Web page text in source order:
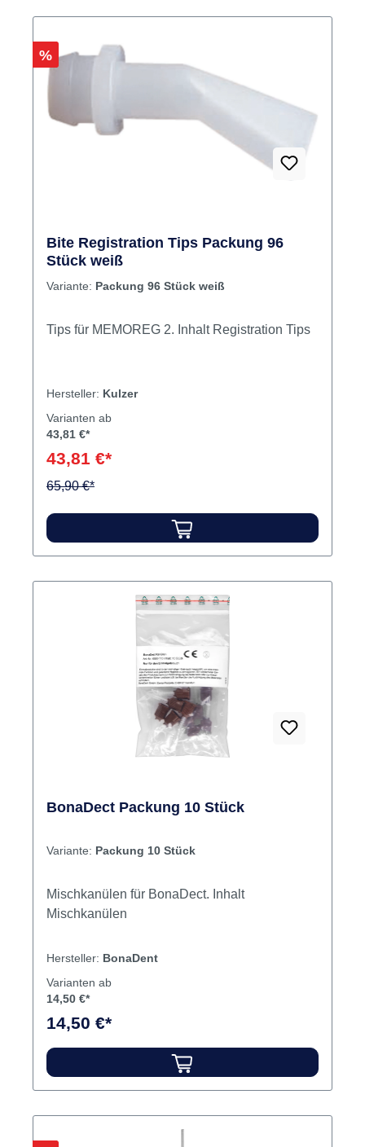
Rabatt
%
Bite Registration Tips Packung 96
Stück weiß
Variante: Packung 96 Stück weiß
Tips für MEMOREG 2. Inhalt Registration Tips
Hersteller: Kulzer
Varianten ab
43,81 €*
43,81 €*
65,90 €*
BonaDect Packung 10 Stück
Variante: Packung 10 Stück
Mischkanülen für BonaDect. Inhalt
Mischkanülen
Hersteller: BonaDent
Varianten ab
14,50 €*
14,50 €*